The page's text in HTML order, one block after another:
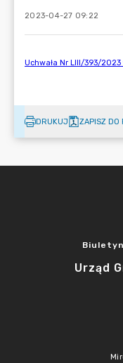
2023-04-27 09:22
DRUKUJ ZAPISZ DO
Urząd